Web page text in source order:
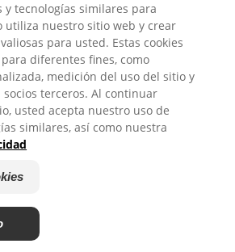
Todos los derechos reservados.
y tecnologías similares para
utiliza nuestro sitio web y crear
para usted. Estas cookies
diferentes fines, como
medición del uso del sitio y
terceros. Al continuar
usted acepta nuestro uso de
similares, así como nuestra